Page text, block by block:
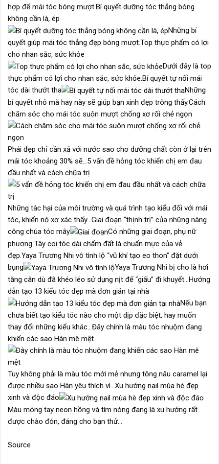
hợp để mái tóc bóng mượt.Bí quyết dưỡng tóc thẳng bóng
không cần là, ép
Những bí
quyết giúp mái tóc thẳng đẹp bóng mượt.Top thực phẩm có lợi
cho nhan sắc, sức khỏe
Dưới đây là top
thực phẩm có lợi cho nhan sắc, sức khỏe.Bí quyết tự nối mái
tóc dài thướt tha
Những
bí quyết nhỏ mà hay này sẽ giúp bạn xinh đẹp trông thấy.Cách
chăm sóc cho mái tóc suôn mượt chống xơ rối chẻ ngọn
Phái đẹp chỉ cần xả với nước sao cho dưỡng chất còn ở lại trên
mái tóc khoảng 30% sẽ…5 vấn đề hỏng tóc khiến chị em đau
đầu nhất và cách chữa trị
Những tác hại của môi trường và quá trình tạo kiểu đối với mái
tóc, khiến nó xơ xác thấy…Giai đoạn “thịnh trị” của những nàng
công chúa tóc mây
Có những giai đoạn, phụ nữ
phương Tây coi tóc dài chấm đất là chuẩn mực của vẻ
đẹp.Yaya Trương Nhi vô tình lộ “vũ khí tạo eo thon” đặt dưới
bụng
Yaya Trương Nhi bị cho là hơi
tăng cân dù đã khéo léo sử dụng nịt để “giấu” đi khuyết…Hướng
dẫn tạo 13 kiểu tóc đẹp mà đơn giản tại nhà
Nếu bạn
chưa biết tạo kiểu tóc nào cho một dịp đặc biệt, hay muốn
thay đổi những kiểu khác…Đây chính là màu tóc nhuộm đang
khiến các sao Hàn mê mệt
Tuy không phải là màu tóc mới mẻ nhưng tông nâu caramel lại
được nhiều sao Hàn yêu thích vì…Xu hướng nail mùa hè đẹp
xinh và độc đáo
Màu móng tay neon hồng và tím nóng đang là xu hướng rất
được chào đón, đáng cho bạn thử…
Source